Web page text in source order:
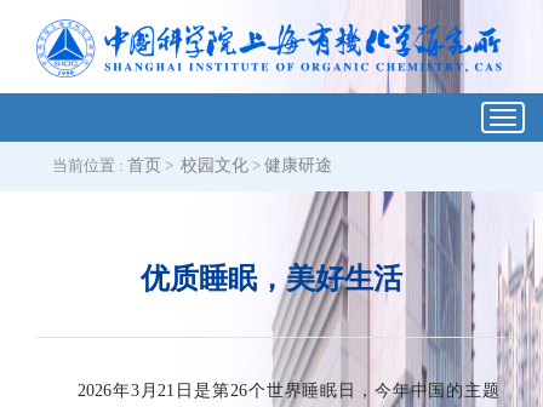
当前位置 : 首页 > 校园文化 > 健康研途
优质睡眠，美好生活
2026年3月21日是第26个世界睡眠日，今年中国的主题